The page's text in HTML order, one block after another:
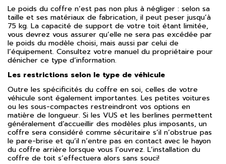
Le poids du coffre n’est pas non plus à négliger : selon sa
taille et ses matériaux de fabrication, il peut peser jusqu’à
75 kg. La capacité de support de votre toit étant limitée,
vous devrez vous assurer qu’elle ne sera pas excédée par
le poids du modèle choisi, mais aussi par celui de
l’équipement. Consultez votre manuel du propriétaire pour
dénicher ce type d’information.
Les restrictions selon le type de véhicule
Outre les spécificités du coffre en soi, celles de votre
véhicule sont également importantes. Les petites voitures
ou les sous-compactes restreindront vos options en
matière de longueur. Si les VUS et les berlines permettent
généralement d’accueillir des modèles plus imposants, un
coffre sera considéré comme sécuritaire s’il n’obstrue pas
le pare-brise et qu’il n’entre pas en contact avec le hayon
du coffre arrière lorsque vous l’ouvrez. L’installation du
coffre de toit s’effectuera alors sans souci!